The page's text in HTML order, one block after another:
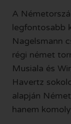
A
legfontosabb
Nagelsmann
régi német
Musiala és
Havertz
alapján
hanem